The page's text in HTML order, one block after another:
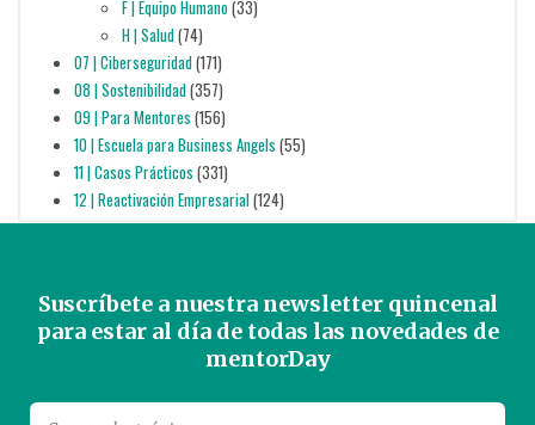
F | Equipo Humano(33)
H | Salud(74)
07 | Ciberseguridad(171)
08 | Sostenibilidad(357)
09 | Para Mentores (156)
10 | Escuela para Business Angels (55)
11 | Casos Prácticos (331)
12 | Reactivación Empresarial(124)
Suscríbete a nuestra newsletter quincenal
para estar al día de todas las novedades de
mentorDay